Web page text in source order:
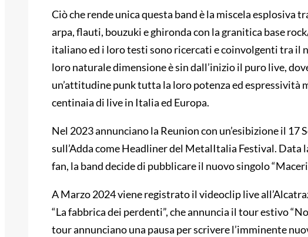
Ciò che rende unica questa band è la miscela esplosiva
arpa, flauti, bouzuki e ghironda con la granitica base
italiano ed i loro testi sono ricercati e coinvolgenti tra il
loro naturale dimensione è sin dall’inizio il puro live,
un’attitudine punk tutta la loro potenza ed espressività
centinaia di live in Italia ed Europa.
Nel 2023 annunciano la Reunion con un’esibizione il 17
sull’Adda come Headliner del MetalItalia Festival. Data
fan, la band decide di pubblicare il nuovo singolo
A Marzo 2024 viene registrato il videoclip live
“La fabbrica dei perdenti”, che annuncia il tour estivo
tour annunciano una pausa per scrivere l’imminente